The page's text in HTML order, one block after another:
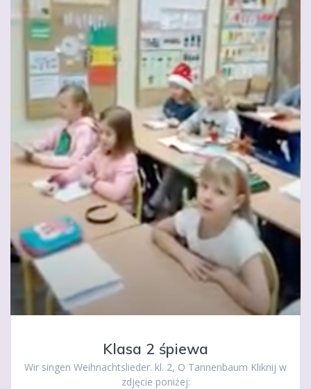
Klasa 2 śpiewa
Wir singen Weihnachtslieder. kl. 2, O Tannenbaum Kliknij w
zdjęcie poniżej: